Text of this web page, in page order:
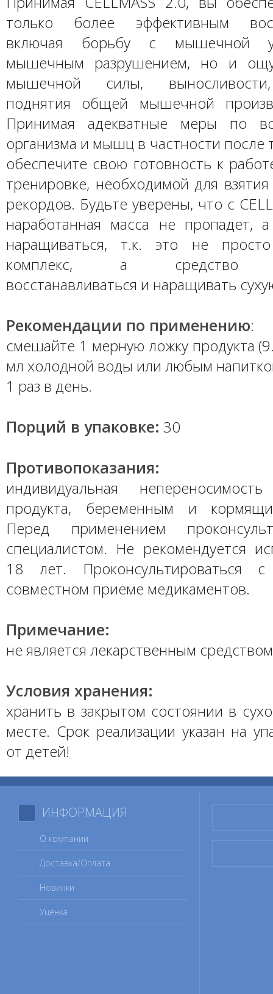
только более эффективным
включая борьбу с мышечной
мышечным разрушением, но и
мышечной силы,
поднятия общей мышечной
Принимая адекватные меры по
организма и мышц в частности после
обеспечите свою готовность к
тренировке, необходимой для
рекордов. Будьте уверены, что с
наработанная масса не пропадет,
наращиваться, т.к. это не
комплекс, а средство
восстанавливаться и наращивать
Рекомендации по применению:
смешайте 1 мерную ложку продукта
мл холодной воды или любым
1 раз в день.
Порций в упаковке: 30
Противопоказания:
индивидуальная
продукта, беременным и
Перед применением
специалистом. Не рекомендуется
18 лет. Проконсультироваться
совместном приеме медикаментов.
Примечание:
не является лекарственным
Условия хранения:
хранить в закрытом состоянии в
месте. Срок реализации указан на
от детей!
ИНФОРМАЦИЯ
О компании
Доставка/Оплата
Новинки
Уценка